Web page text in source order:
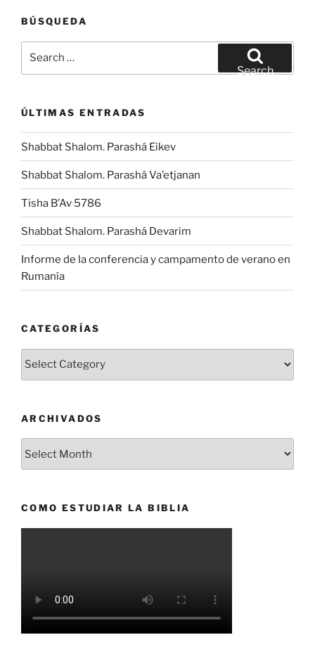
BÚSQUEDA
Search
ÚLTIMAS ENTRADAS
Shabbat Shalom. Parashá Eikev
Shabbat Shalom. Parashá Va’etjanan
Tisha B’Av 5786
Shabbat Shalom. Parashá Devarim
Informe de la conferencia y campamento de verano en
Rumanía
CATEGORÍAS
Categorías
ARCHIVADOS
COMO ESTUDIAR LA BIBLIA